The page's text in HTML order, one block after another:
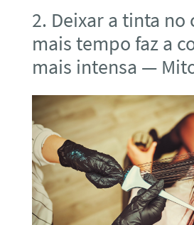
2. Deixar a tinta no
mais tempo faz a
mais intensa —